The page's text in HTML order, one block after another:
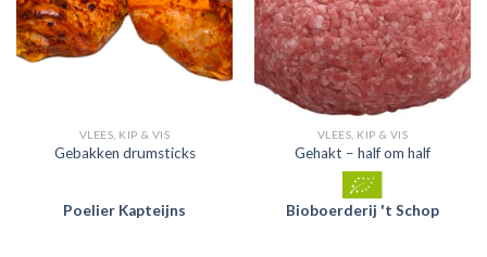
VLEES, KIP & VIS
Gebakken drumsticks
Poelier Kapteijns
VLEES, KIP & VIS
Gehakt – half om half
Bioboerderij 't Schop